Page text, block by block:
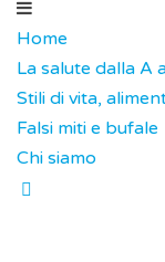
Home
La salute dalla A
Stili di vita,
Falsi miti e bufale
Chi siamo